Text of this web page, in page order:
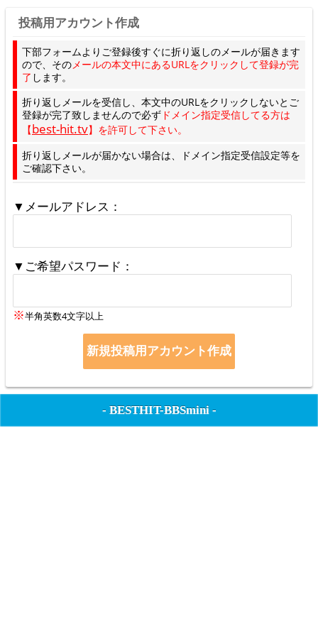
投稿用アカウント作成
下部フォームよりご登録後すぐに折り返しのメールが届きます
ので、そのメールの本文中にあるURLをクリックして登録が完
了 します。
折り返しメールを受信し、本文中のURLをクリックしないとご
登録が完了致しませんので必ず ドメイン指定受信してる方は
【best-hit.tv】を許可して下さい。
折り返しメールが届かない場合は、ドメイン指定受信設定等を
ご確認下さい。
▼メールアドレス：
▼ご希望パスワード：
※半角英数4文字以上
- BESTHIT-BBSmini-